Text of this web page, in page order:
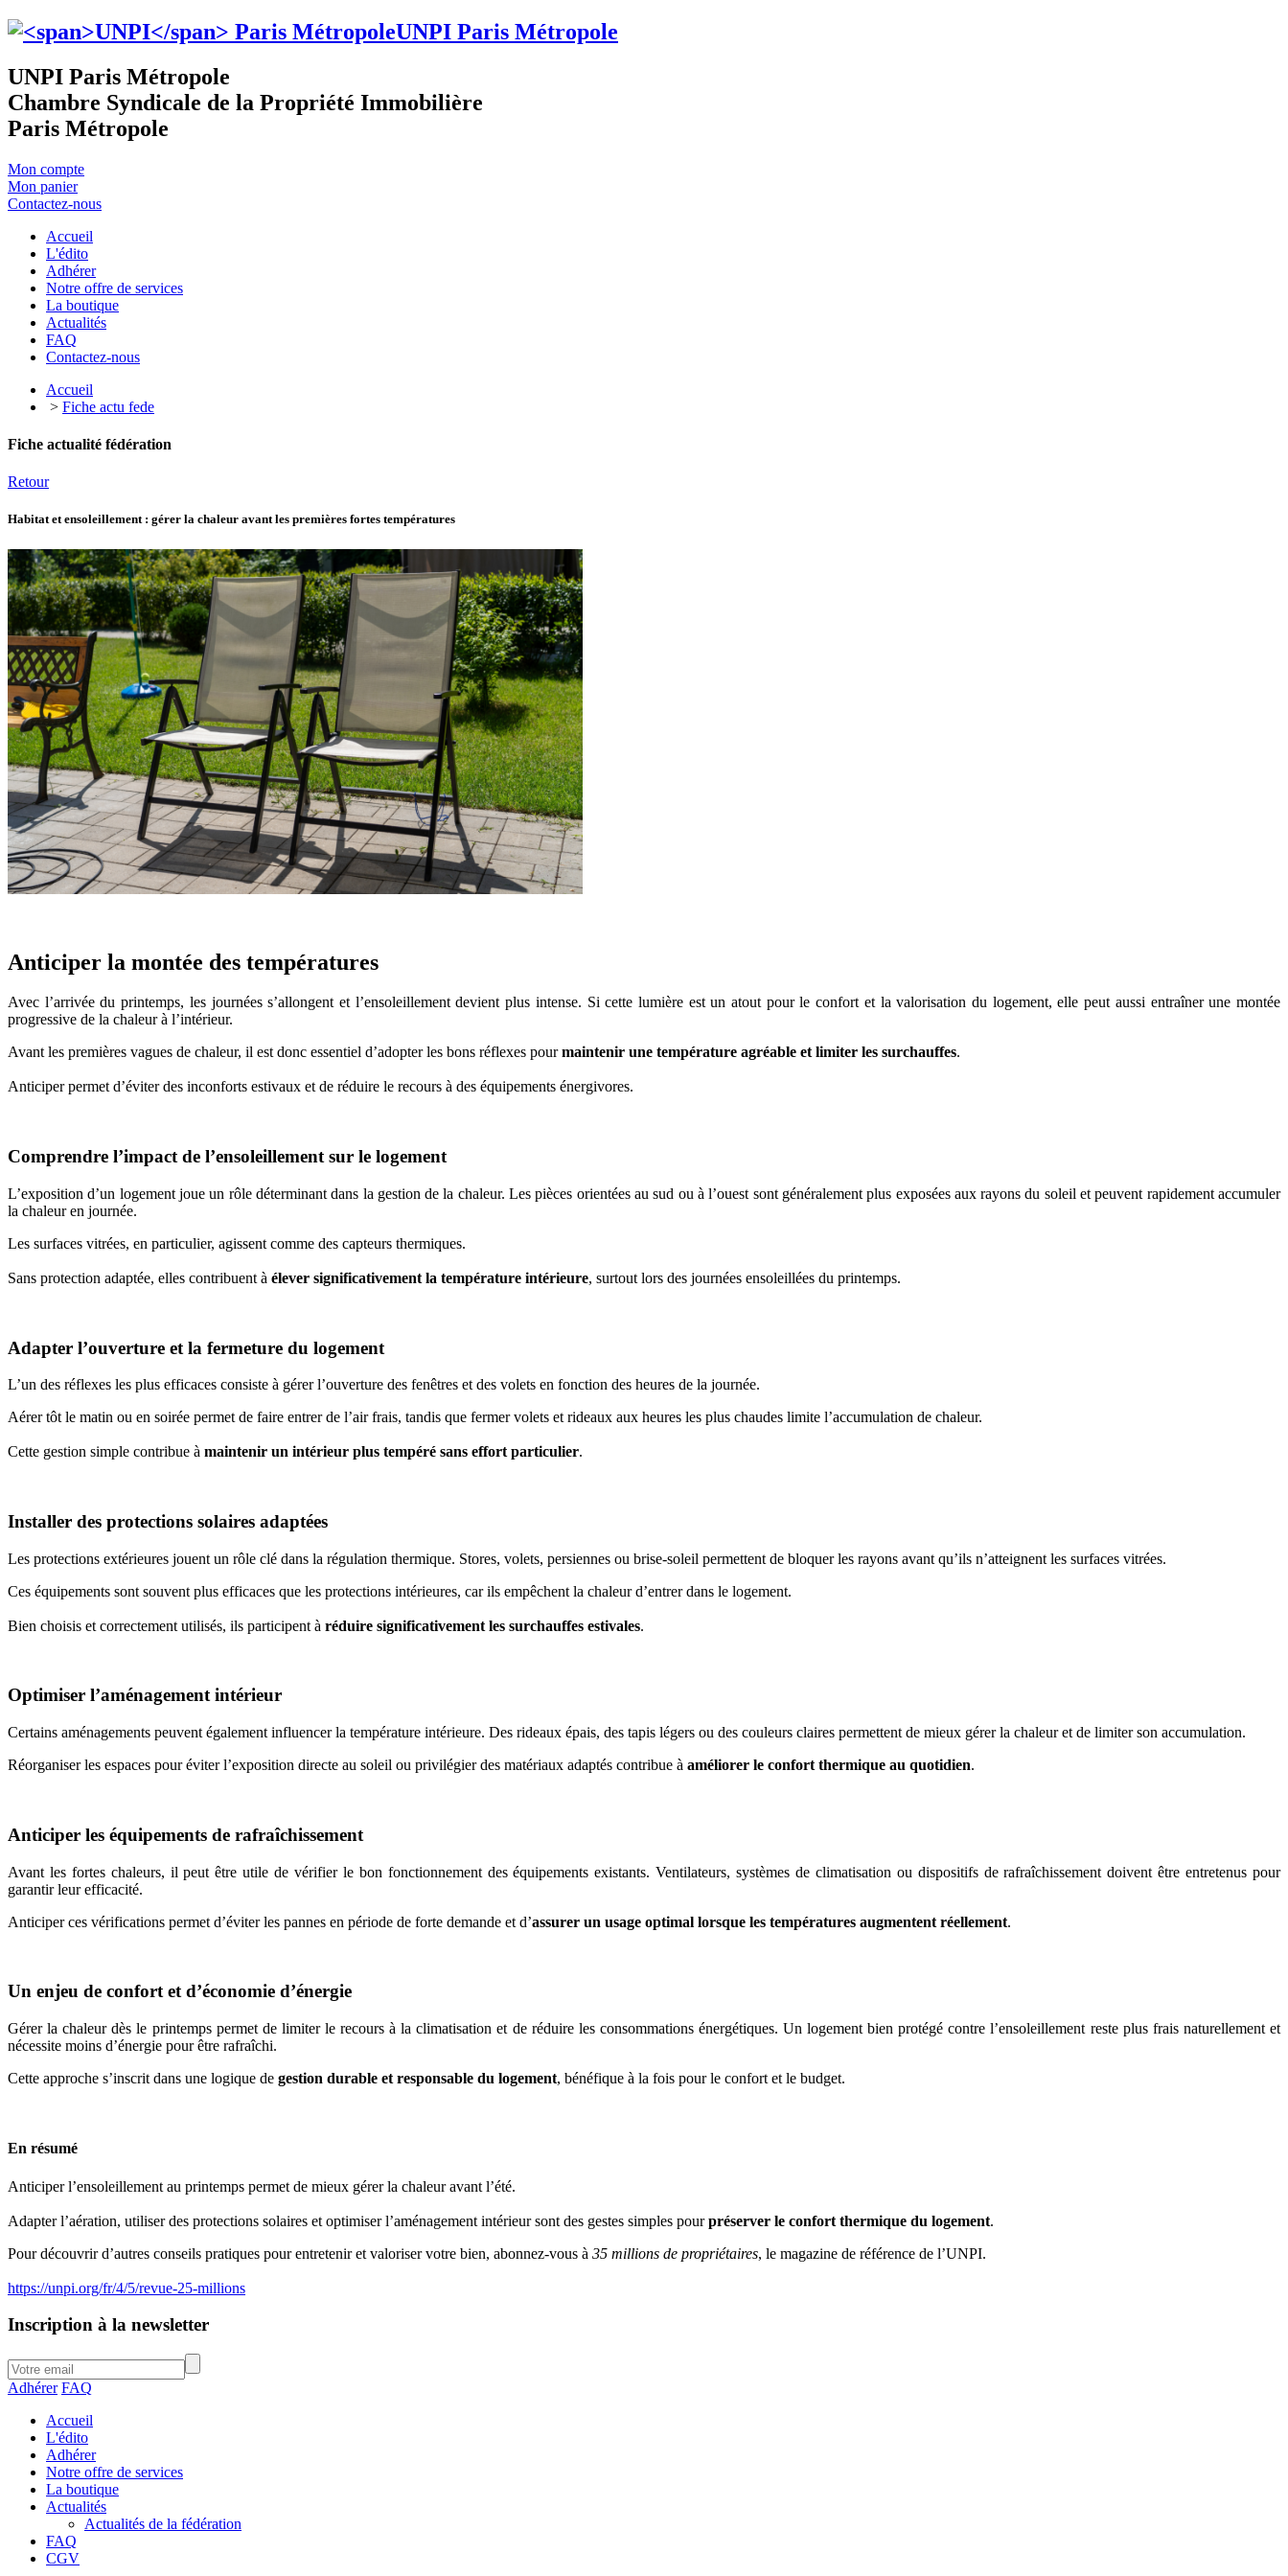
UNPI Paris Métropole
UNPI Paris Métropole
Chambre Syndicale de la Propriété Immobilière
Paris Métropole
Mon compte
Mon panier
Contactez-nous
Accueil
L'édito
Adhérer
Notre offre de services
La boutique
Actualités
FAQ
Contactez-nous
Accueil
> Fiche actu fede
Fiche actualité fédération
Retour
Habitat et ensoleillement : gérer la chaleur avant les premières fortes températures
Anticiper la montée des températures
Avec l’arrivée du printemps, les journées s’allongent et l’ensoleillement devient plus intense. Si cette lumière est un atout pour le confort et la valorisation du logement, elle peut aussi entraîner une montée
progressive de la chaleur à l’intérieur.
Avant les premières vagues de chaleur, il est donc essentiel d’adopter les bons réflexes pourmaintenir une température agréable et limiter les surchauffes.
Anticiper permet d’éviter des inconforts estivaux et de réduire le recours à des équipements énergivores.
Comprendre l’impact de l’ensoleillement sur le logement
L’exposition d’un logement joue un rôle déterminant dans la gestion de la chaleur. Les pièces orientées au sud ou à l’ouest sont généralement plus exposées aux rayons du soleil et peuvent rapidement accumuler
la chaleur en journée.
Les surfaces vitrées, en particulier, agissent comme des capteurs thermiques.
Sans protection adaptée, elles contribuent à élever significativement la température intérieure, surtout lors des journées ensoleillées du printemps.
Adapter l’ouverture et la fermeture du logement
L’un des réflexes les plus efficaces consiste à gérer l’ouverture des fenêtres et des volets en fonction des heures de la journée.
Aérer tôt le matin ou en soirée permet de faire entrer de l’air frais, tandis que fermer volets et rideaux aux heures les plus chaudes limite l’accumulation de chaleur.
Cette gestion simple contribue à maintenir un intérieur plus tempéré sans effort particulier.
Installer des protections solaires adaptées
Les protections extérieures jouent un rôle clé dans la régulation thermique. Stores, volets, persiennes ou brise-soleil permettent de bloquer les rayons avant qu’ils n’atteignent les surfaces vitrées.
Ces équipements sont souvent plus efficaces que les protections intérieures, car ils empêchent la chaleur d’entrer dans le logement.
Bien choisis et correctement utilisés, ils participent à réduire significativement les surchauffes estivales.
Optimiser l’aménagement intérieur
Certains aménagements peuvent également influencer la température intérieure. Des rideaux épais, des tapis légers ou des couleurs claires permettent de mieux gérer la chaleur et de limiter son accumulation.
Réorganiser les espaces pour éviter l’exposition directe au soleil ou privilégier des matériaux adaptés contribue à améliorer le confort thermique au quotidien.
Anticiper les équipements de rafraîchissement
Avant les fortes chaleurs, il peut être utile de vérifier le bon fonctionnement des équipements existants. Ventilateurs, systèmes de climatisation ou dispositifs de rafraîchissement doivent être entretenus pour
garantir leur efficacité.
Anticiper ces vérifications permet d’éviter les pannes en période de forte demande et d’assurer un usage optimal lorsque les températures augmentent réellement.
Un enjeu de confort et d’économie d’énergie
Gérer la chaleur dès le printemps permet de limiter le recours à la climatisation et de réduire les consommations énergétiques. Un logement bien protégé contre l’ensoleillement reste plus frais naturellement et
nécessite moins d’énergie pour être rafraîchi.
Cette approche s’inscrit dans une logique de gestion durable et responsable du logement, bénéfique à la fois pour le confort et le budget.
En résumé
Anticiper l’ensoleillement au printemps permet de mieux gérer la chaleur avant l’été.
Adapter l’aération, utiliser des protections solaires et optimiser l’aménagement intérieur sont des gestes simples pourpréserver le confort thermique du logement.
Pour découvrir d’autres conseils pratiques pour entretenir et valoriser votre bien, abonnez-vous à 35 millions de propriétaires, le magazine de référence de l’UNPI.
https://unpi.org/fr/4/5/revue-25-millions
Inscription à la newsletter
Adhérer FAQ
Accueil
L'édito
Adhérer
Notre offre de services
La boutique
Actualités
Actualités de la fédération
FAQ
CGV